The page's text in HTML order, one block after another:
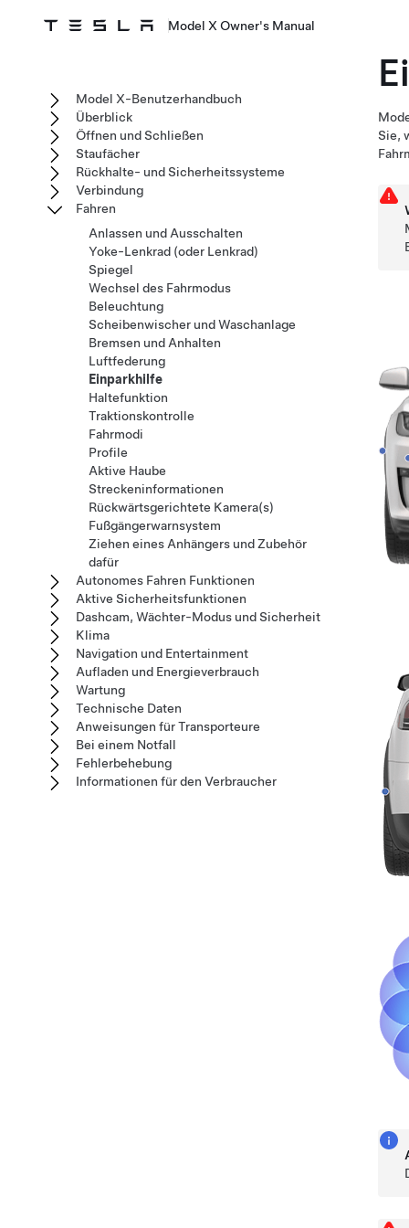
Model X Owner's Manual
Sie,
Model X-Benutzerhandbuch
Überblick
Öffnen und Schließen
Staufächer
Rückhalte- und Sicherheitssysteme
Verbindung
Fahren
Anlassen und Ausschalten
Yoke-Lenkrad (oder Lenkrad)
Spiegel
Wechsel des Fahrmodus
Beleuchtung
Scheibenwischer und Waschanlage
Bremsen und Anhalten
Luftfederung
Einparkhilfe
Haltefunktion
Traktionskontrolle
Fahrmodi
Profile
Aktive Haube
Streckeninformationen
Rückwärtsgerichtete Kamera(s)
Fußgängerwarnsystem
Ziehen eines Anhängers und Zubehör
dafür
Autonomes Fahren Funktionen
Aktive Sicherheitsfunktionen
Dashcam, Wächter-Modus und Sicherheit
Klima
Navigation und Entertainment
Aufladen und Energieverbrauch
Wartung
Technische Daten
Anweisungen für Transporteure
Bei einem Notfall
Fehlerbehebung
Informationen für den Verbraucher